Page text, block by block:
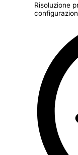
Risoluzione